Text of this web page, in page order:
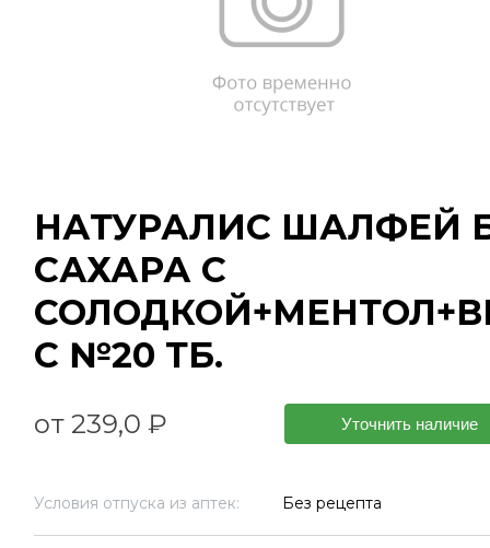
НАТУРАЛИС ШАЛФЕЙ
САХАРА С
С №20 ТБ.
от 239,0 ₽ Уточнить наличие
Условия отпуска из аптек: Без рецепта